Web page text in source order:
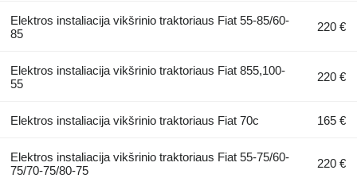
Elektros instaliacija vikšrinio traktoriaus Fiat 55-85/60-
85
220 €
Elektros instaliacija vikšrinio traktoriaus Fiat 855,100-
55
220 €
Elektros instaliacija vikšrinio traktoriaus Fiat 70c 165 €
Elektros instaliacija vikšrinio traktoriaus Fiat 55-75/60-
75/70-75/80-75
220 €